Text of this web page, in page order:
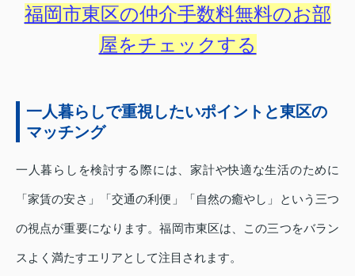
福岡市東区の仲介手数料無料のお部
屋をチェックする
一人暮らしで重視したいポイントと東区の
マッチング
一人暮らしを検討する際には、家計や快適な生活のために
「家賃の安さ」「交通の利便」「自然の癒やし」という三つ
の視点が重要になります。福岡市東区は、この三つをバラン
スよく満たすエリアとして注目されます。